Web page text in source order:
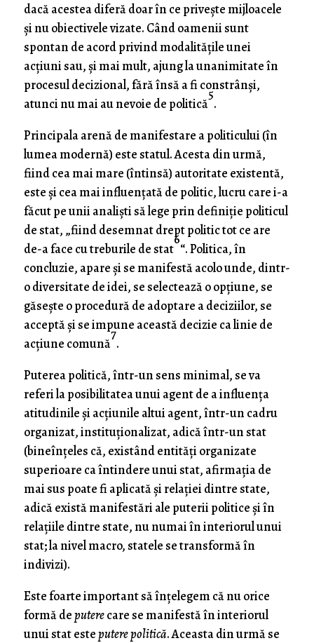
dacă acestea diferă doar în ce priveşte mijloacele
şi nu obiectivele vizate. Când oamenii sunt
spontan de acord privind modalităţile unei
acţiuni sau, şi mai mult, ajung la unanimitate în
procesul decizional, fără însă a fi constrânşi,
atunci nu mai au nevoie de politică
5
.
Principala arenă de manifestare a politicului (în
lumea modernă) este statul. Acesta din urmă,
fiind cea mai mare (întinsă) autoritate existentă,
este şi cea mai influenţată de politic, lucru care i-a
făcut pe unii analişti să lege prin definiţie politicul
de stat, „fiind desemnat drept politic tot ce are
de-a face cu treburile de stat
6
“. Politica, în
concluzie, apare şi se manifestă acolo unde, dintr-
o diversitate de idei, se selectează o opţiune, se
găseşte o procedură de adoptare a deciziilor, se
acceptă şi se impune această decizie ca linie de
acţiune comună
7
.
Puterea politică, într-un sens minimal, se va
referi la posibilitatea unui agent de a influenţa
atitudinile şi acţiunile altui agent, într-un cadru
organizat, instituţionalizat, adică într-un stat
(bineînţeles că, existând entităţi organizate
superioare ca întindere unui stat, afirmaţia de
mai sus poate fi aplicată şi relaţiei dintre state,
adică există manifestări ale puterii politice şi în
relaţiile dintre state, nu numai în interiorul unui
stat; la nivel macro, statele se transformă în
indivizi).
Este foarte important să înţelegem că nu orice
formă deputerecare se manifestă în interiorul
unui stat esteputere politică. Aceasta din urmă se